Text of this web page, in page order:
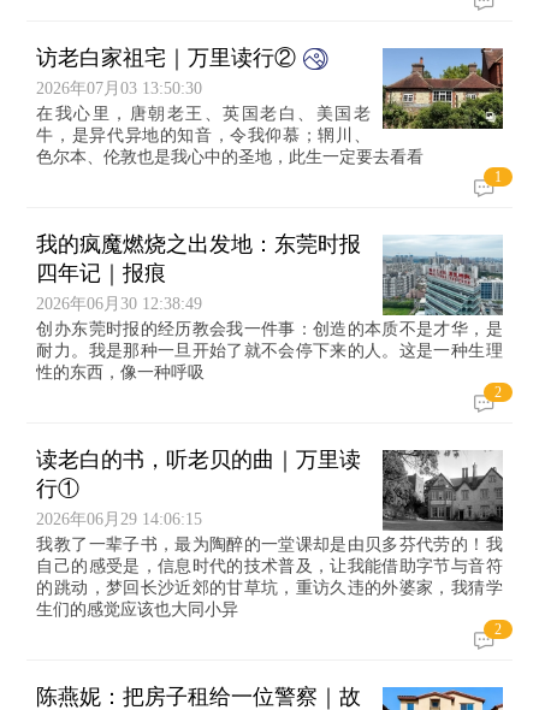
访老白家祖宅｜万里读行②
2026年07月03 13:50:30
在我心里，唐朝老王、英国老白、美国老
牛，是异代异地的知音，令我仰慕；辋川、
色尔本、伦敦也是我心中的圣地，此生一定要去看看
1
我的疯魔燃烧之出发地：东莞时报
四年记｜报痕
2026年06月30 12:38:49
创办东莞时报的经历教会我一件事：创造的本质不是才华，是
耐力。我是那种一旦开始了就不会停下来的人。这是一种生理
性的东西，像一种呼吸
2
读老白的书，听老贝的曲｜万里读
行①
2026年06月29 14:06:15
我教了一辈子书，最为陶醉的一堂课却是由贝多芬代劳的！我
自己的感受是，信息时代的技术普及，让我能借助字节与音符
的跳动，梦回长沙近郊的甘草坑，重访久违的外婆家，我猜学
生们的感觉应该也大同小异
2
陈燕妮：把房子租给一位警察｜故